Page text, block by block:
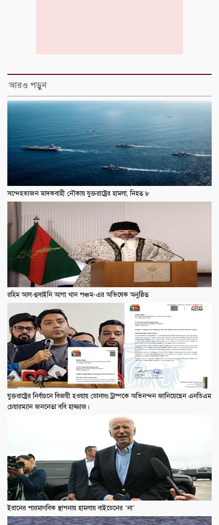
আরও পড়ুন
সন্দেহভাজন মাদকবাহী নৌকায় যুক্তরাষ্ট্রের হামলা, নিহত ৮
রহিম আল-হুসাইনি আগা খান পঞ্চম-এর অভিষেক অনুষ্ঠিত
যুক্তরাষ্ট্রের নির্বাচনে বিজয়ী হওয়ায় ডোনাল্ড ট্রাম্পকে অভিনন্দন জানিয়েছেন এনডিএম
চেয়ারম্যান জননেতা ববি হাজ্জাজ।
ইরানের পারমাণবিক স্থাপনায় হামলায় বাইডেনের ‘না’